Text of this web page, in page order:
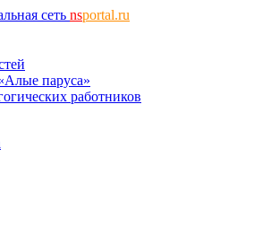
сеть nsportal.ru
паруса»
работников